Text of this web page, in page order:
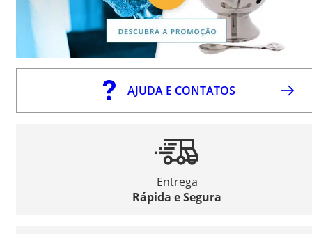
AJUDA E CONTATOS
Entrega
Rápida e Segura